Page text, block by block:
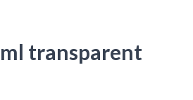
transparent